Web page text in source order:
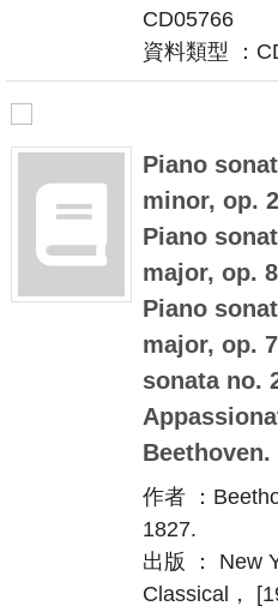
CD05766
資料類型 ：
Piano
minor, op.
Piano
major, op.
Piano
major, op.
sonata no.
Beethoven.
作者 ：
1827.
出版 ： New
Classical，